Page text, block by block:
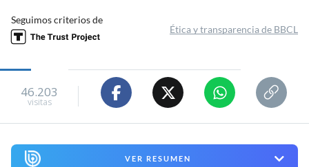
Seguimos criterios de
Ética y transparencia de BBCL
46.203
visitas
VER RESUMEN